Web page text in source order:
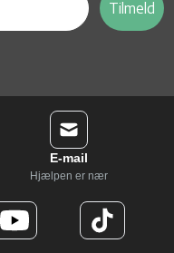
Tilmeld
E-mail
Hjælpen er nær